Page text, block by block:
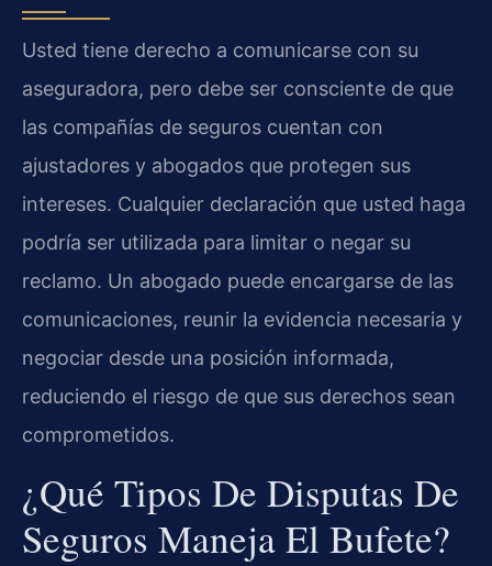
Usted tiene derecho a comunicarse con su
aseguradora, pero debe ser consciente de que
las compañías de seguros cuentan con
ajustadores y abogados que protegen sus
intereses. Cualquier declaración que usted haga
podría ser utilizada para limitar o negar su
reclamo. Un abogado puede encargarse de las
comunicaciones, reunir la evidencia necesaria y
negociar desde una posición informada,
reduciendo el riesgo de que sus derechos sean
comprometidos.
¿Qué Tipos De Disputas De
Seguros Maneja El Bufete?